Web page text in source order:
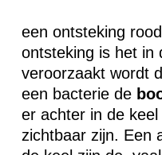
een ontsteking
ontsteking is het in
veroorzaakt wordt
een bacterie de
er achter in de
zichtbaar zijn. Een